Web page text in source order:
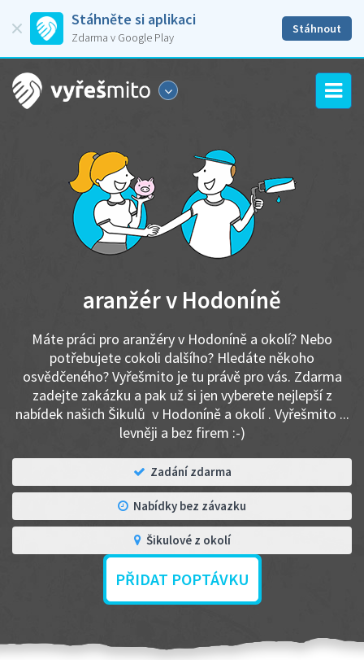
Stáhněte si aplikaci
Zdarma v Google Play
Stáhnout
aranžér v Hodoníně
Máte práci pro aranžéry v Hodoníně a okolí? Nebo
potřebujete cokoli dalšího? Hledáte někoho
osvědčeného? Vyřešmito je tu právě pro vás. Zdarma
zadejte zakázku a pak už si jen vyberete nejlepší z
nabídek našich Šikulů v Hodoníně a okolí . Vyřešmito ...
levněji a bez firem :-)
Zadání zdarma
Nabídky bez závazku
Šikulové z okolí
PŘIDAT POPTÁVKU